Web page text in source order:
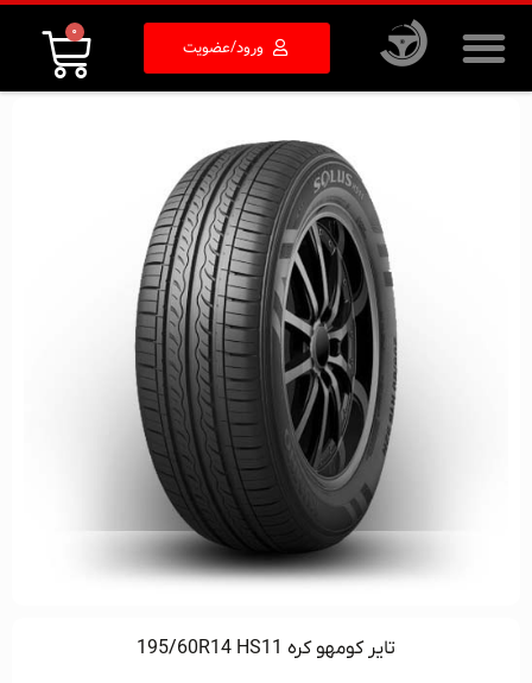
ورود/عضویت
0
تایر کومهو کره 195/60R14 HS11